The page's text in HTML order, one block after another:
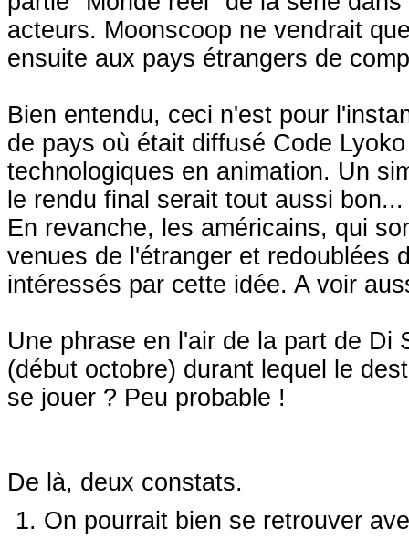
acteurs. Moonscoop ne vendrait
ensuite aux pays étrangers de
Bien entendu, ceci n'est pour
de pays où était diffusé Code
technologiques en animation. Un
le rendu final serait tout aussi bon...
En revanche, les américains, qui
venues de l'étranger et redoublées
intéressés par cette idée. A voir
Une phrase en l'air de la part de Di
(début octobre) durant lequel le
se jouer ? Peu probable !
De là, deux constats.
On pourrait bien se retrouver